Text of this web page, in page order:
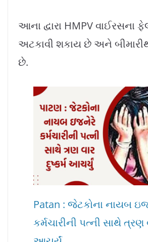
આના દ્વારા HMPV વાઈરસના
અટકાવી શકાય છે અને
છે.
Patan : જેટકોના નાયબ
કર્મચારીની પત્ની સાથે ત્રણ